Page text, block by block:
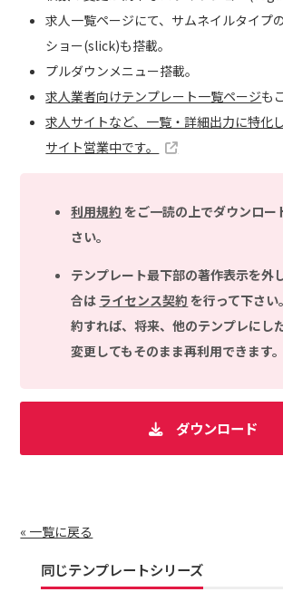
求人一覧ページにて、サムネイルタイプ
ショー(slick)も搭載。
プルダウンメニュー搭載。
求人業者向けテンプレート一覧ページも
求人サイトなど、一覧・詳細出力に特化
サイト営業中です。
利用規約 をご一読の上でダウンロー
さい。
テンプレート最下部の著作表示を外
合は ライセンス契約 を行って下さい
約すれば、将来、他のテンプレにし
変更してもそのまま再利用できます。
ダウンロード
« 一覧に戻る
同じテンプレートシリーズ